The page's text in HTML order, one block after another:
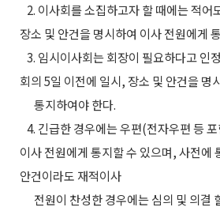
2. 이사회를 소집하고자 할 때에는 적어
장소 및 안건을 명시하여 이사 전원에게
3. 임시이사회는 회장이 필요하다고 인
회의 5일 이전에 일시, 장소 및 안건을 명
통지하여야 한다.
4. 긴급한 경우에는 우편(전자우편 등
이사 전원에게 통지할 수 있으며, 사전에
안건이라도 재적이사
전원이 찬성한 경우에는 심의 및 의결